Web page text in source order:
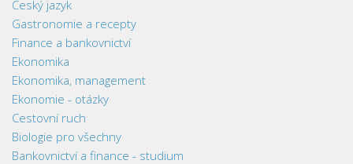
Český jazyk
Gastronomie a recepty
Finance a bankovnictví
Ekonomika
Ekonomika, management
Ekonomie - otázky
Cestovní ruch
Biologie pro všechny
Bankovnictví a finance - studium